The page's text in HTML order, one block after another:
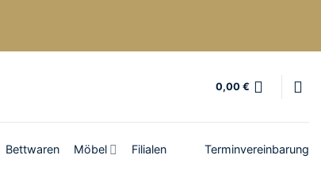
0,00 €
Bettwaren Möbel Filialen Terminvereinbarung